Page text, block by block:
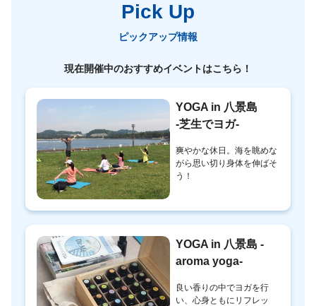
Pick Up
ピックアップ情報
現在開催中のおすすめイベントはこちら！
YOGA in 八景島
-芝生でヨガ-
爽やかな休日。海を眺めな
がら思い切り身体を伸ばそ
う！
YOGA in 八景島 -
aroma yoga-
良い香りの中でヨガを行
い、心身ともにリフレッ